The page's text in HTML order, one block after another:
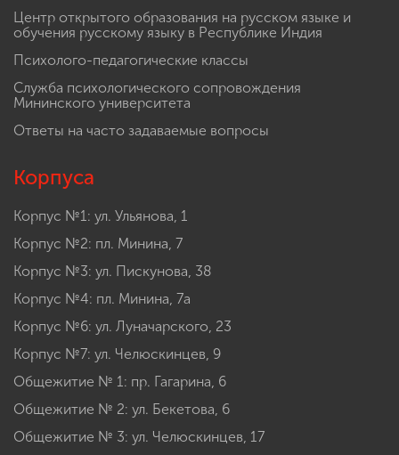
Центр открытого образования на русском языке и
обучения русскому языку в Республике Индия
Психолого-педагогические классы
Служба психологического сопровождения
Мининского университета
Ответы на часто задаваемые вопросы
Корпуса
Корпус №1: ул. Ульянова, 1
Корпус №2: пл. Минина, 7
Корпус №3: ул. Пискунова, 38
Корпус №4: пл. Минина, 7а
Корпус №6: ул. Луначарского, 23
Корпус №7: ул. Челюскинцев, 9
Общежитие № 1: пр. Гагарина, 6
Общежитие № 2: ул. Бекетова, 6
Общежитие № 3: ул. Челюскинцев, 17